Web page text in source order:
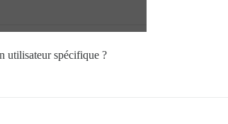
utilisateur spécifique ?